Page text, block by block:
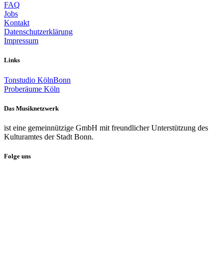
FAQ
Jobs
Kontakt
Datenschutzerklärung
Impressum
Links
Tonstudio KölnBonn
Proberäume Köln
Das Musiknetzwerk
ist eine gemeinnützige GmbH mit freundlicher Unterstützung des
Kulturamtes der Stadt Bonn.
Folge uns